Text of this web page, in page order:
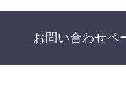
お問い合わせペ